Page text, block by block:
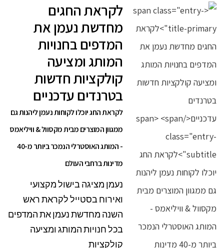
לקראת החגים
מחדשת נעמן את
המדפים בחנויות
המותג ומציעה
קולקציות חדשות
בטרנדים עדכניים
לקראת החג יוכלו לקוחות נעמן ליהנות גם
ממגוון המוצרים מבית מקסוול & וויליאמס
- המותג האוסטרלי הנמכר ביותר מ-40
מדינות ברחבי העולם
נעמן מציגה בישול מקצועי
ואירוח בסטייל לקראת ראש
השנה מחדשת נעמן את המדפים
בכל חנויות המותג ומציעה
קולקציות